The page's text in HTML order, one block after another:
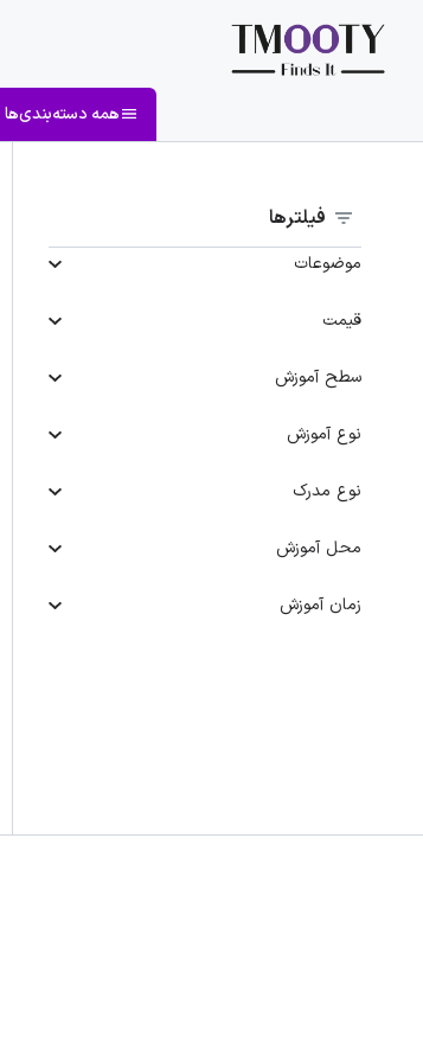
همه دسته‌بندی‌ها
فیلترها
موضوعات
قیمت
سطح آموزش
نوع آموزش
نوع مدرک
محل آموزش
زمان آموزش